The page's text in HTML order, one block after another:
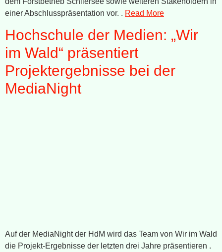
einer Abschlusspräsentation vor. . Read More
Hochschule der Medien: „Wir
im Wald“ präsentiert
Projektergebnisse bei der
MediaNight
Auf der MediaNight der HdM wird das Team von Wir im Wald
die Projekt-Ergebnisse der letzten drei Jahre präsentieren .